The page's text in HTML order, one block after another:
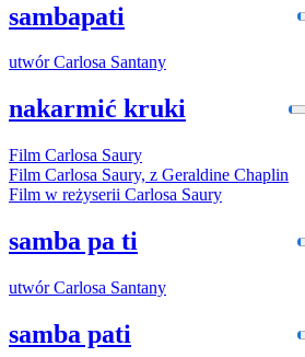
sambapati
utwórCarlosa Santany
nakarmić kruki
Film Carlosa Saury
Film Carlosa Saury, z Geraldine Chaplin
Film w reżyserii Carlosa Saury
samba pa ti
utwórCarlosa Santany
samba pati